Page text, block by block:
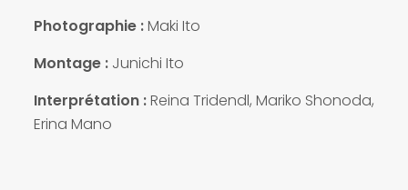
Photographie :Maki Ito
Montage :Junichi Ito
Interprétation :Reina Tridendl, Mariko Shonoda,
Erina Mano